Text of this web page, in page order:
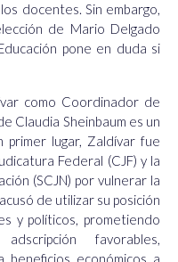
docentes. Sin embargo,
de Mario Delgado
pone en duda si
como Coordinador de
Claudia Sheinbaum es un
primer lugar, Zaldívar fue
Federal (CJF) y la
(SCJN) por vulnerar la
de utilizar su posición
y políticos, prometiendo
favorables,
económicos a